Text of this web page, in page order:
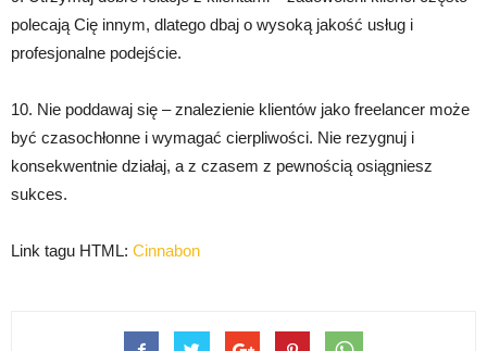
polecają Cię innym, dlatego dbaj o wysoką jakość usług i
profesjonalne podejście.
10. Nie poddawaj się – znalezienie klientów jako freelancer może
być czasochłonne i wymagać cierpliwości. Nie rezygnuj i
konsekwentnie działaj, a z czasem z pewnością osiągniesz
sukces.
Link tagu HTML: Cinnabon